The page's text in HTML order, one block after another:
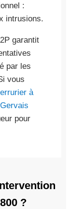
:
intrusions.
garantit
par les
vous
à
pour
?